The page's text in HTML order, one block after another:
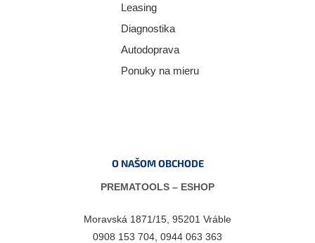
Leasing
Diagnostika
Autodoprava
Ponuky na mieru
O NAŠOM OBCHODE
PREMATOOLS – ESHOP
Moravská 1871/15, 95201 Vráble
0908 153 704, 0944 063 363